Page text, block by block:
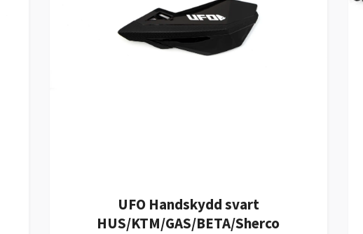
UFO Handskydd svart
HUS/KTM/GAS/BETA/Sherco